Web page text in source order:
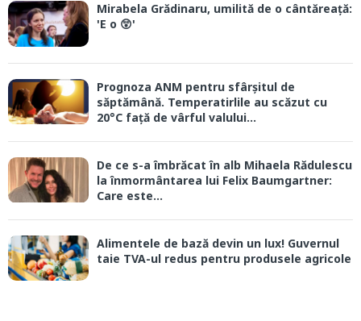
Mirabela Grădinaru, umilită de o cântăreață:
'E o 😲'
Prognoza ANM pentru sfârșitul de
săptămână. Temperatirlile au scăzut cu
20°C față de vârful valului...
De ce s-a îmbrăcat în alb Mihaela Rădulescu
la înmormântarea lui Felix Baumgartner:
Care este...
Alimentele de bază devin un lux! Guvernul
taie TVA-ul redus pentru produsele agricole